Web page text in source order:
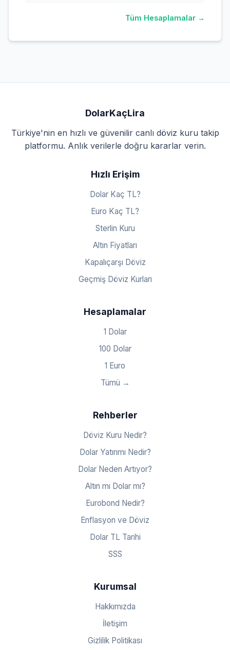
Tüm Hesaplamalar →
DolarKaçLira
Türkiye'nin en hızlı ve güvenilir canlı döviz kuru takip
platformu. Anlık verilerle doğru kararlar verin.
Hızlı Erişim
Dolar Kaç TL?
Euro Kaç TL?
Sterlin Kuru
Altın Fiyatları
Kapalıçarşı Döviz
Geçmiş Döviz Kurları
Hesaplamalar
1 Dolar
100 Dolar
1 Euro
Tümü →
Rehberler
Döviz Kuru Nedir?
Dolar Yatırımı Nedir?
Dolar Neden Artıyor?
Altın mı Dolar mı?
Eurobond Nedir?
Enflasyon ve Döviz
Dolar TL Tarihi
SSS
Kurumsal
Hakkımızda
İletişim
Gizlilik Politikası